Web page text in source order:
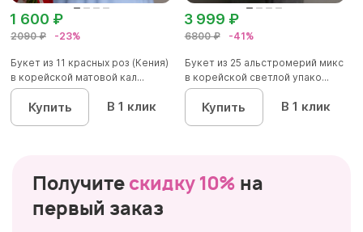
2090 ₽ -23%
1 600 ₽
Букет из 11 красных роз (Кения)
в корейской матовой кал...
Купить В 1 клик
6800 ₽ -41%
3 999 ₽
Букет из 25 альстромерий микс
в корейской светлой упако...
Купить В 1 клик
Получите скидку 10% на
первый заказ